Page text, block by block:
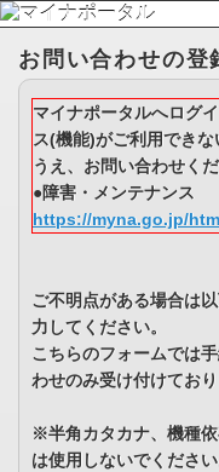
お問い合わせの登
マイナポータルへログ
ス(機能)がご利用でき
うえ、お問い合わせくだ
●障害・メンテナンス
https://myna.go.jp/
ご不明点がある場合は
力してください。
こちらのフォームでは
わせのみ受け付けており
※半角カタカナ、機種依
は使用しないでください